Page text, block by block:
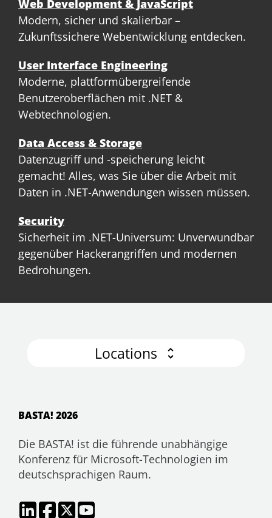
Web Development & JavaScript
Modern, sicher und skalierbar –
Zukunftssichere Webentwicklung entdecken.
User Interface Engineering
Moderne, plattformübergreifende
Benutzeroberflächen mit .NET &
Webtechnologien.
Data Access & Storage
Datenzugriff und -speicherung leicht
gemacht! Alles, was Sie über die Arbeit mit
Daten in .NET-Anwendungen wissen müssen.
Security
Sicherheit im .NET-Universum: Unverwundbar
gegenüber Hackerangriffen und modernen
Bedrohungen.
Locations
BASTA! 2026
Die BASTA! ist die führende unabhängige
Konferenz für Microsoft-Technologien im
deutschsprachigen Raum.